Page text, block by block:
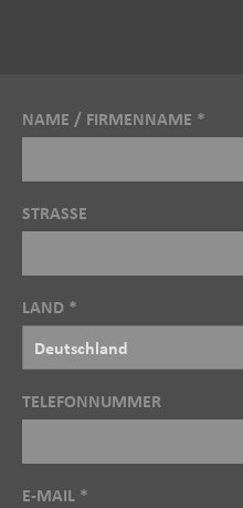
NAME / FIRMENNAME *
STRASSE
LAND *
TELEFONNUMMER
E-MAIL *